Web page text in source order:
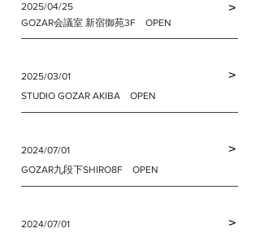
2025/04/25 >
GOZAR会議室 新宿御苑3F OPEN
2025/03/01 >
STUDIO GOZAR AKIBA OPEN
2024/07/01 >
GOZAR九段下SHIRO8F OPEN
2024/07/01 >